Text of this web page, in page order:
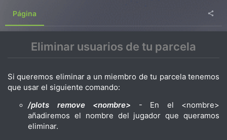
Página
Eliminar usuarios de tu parcela
Si queremos eliminar a un miembro de tu parcela tenemos
que usar el siguiente comando:
/plots remove <nombre>
- En el <nombre>
añadiremos el nombre del jugador que queramos
eliminar.